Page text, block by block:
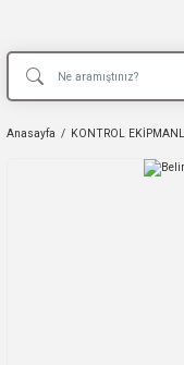
Anasayfa KONTROL